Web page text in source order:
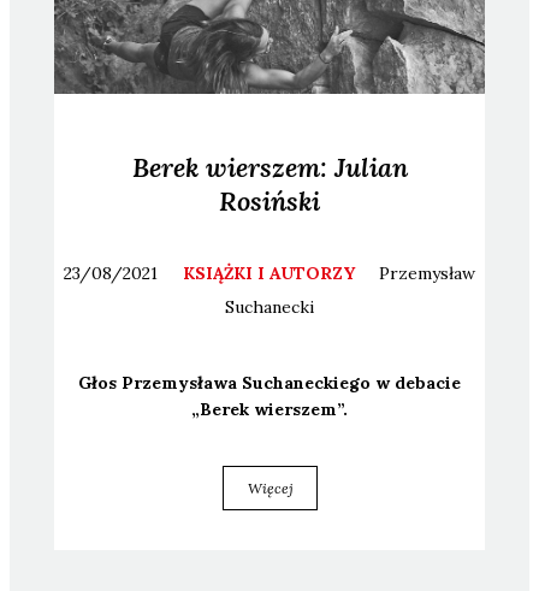
Berek wierszem: Julian
Rosiński
23/08/2021 KSIĄŻKI I AUTORZY
Przemysław
Suchanecki
Głos Prze­my­sła­wa Sucha­nec­kie­go w deba­cie
„Berek wier­szem”.
Więcej